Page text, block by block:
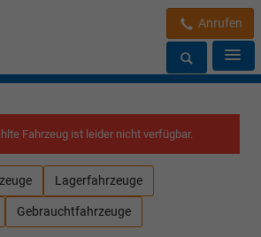
Anrufen
Fahrzeug ist leider nicht verfügbar.
Lagerfahrzeuge
Gebrauchtfahrzeuge